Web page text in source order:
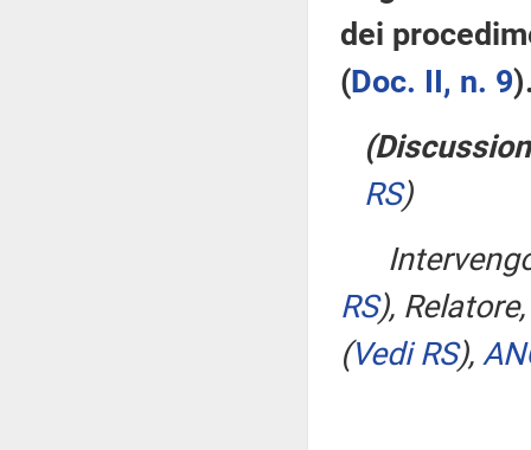
dei
(Doc. II, n. 9
RS)
RS),
(Vedi RS),